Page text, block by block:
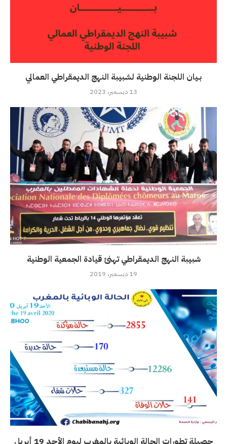
بـيان اللجنة الوطنية لشبيبة النهج الديمقراطي العمالي
13 ديسمبر، 2023
شبيبة النهج الديمقراطي تهنئ قيادة الجمعية الوطنية
19 ديسمبر، 2019
حصيلة تطورات الحالة الوبائية بالمغرب ليوم الأحد 19 أبريل